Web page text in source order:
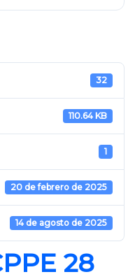
32
110.64 KB
1
20 de febrero de 2025
14 de agosto de 2025
28